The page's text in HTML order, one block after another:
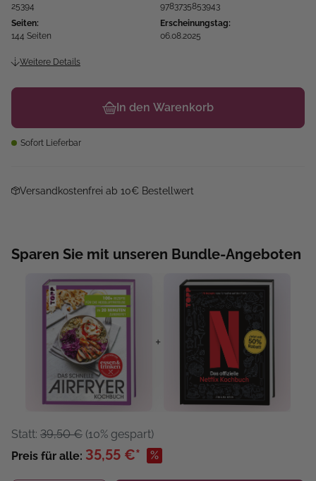
25394
9783735853943
Seiten:
144 Seiten
Erscheinungstag:
06.08.2025
Weitere Details
In den Warenkorb
Sofort Lieferbar
Versandkostenfrei ab 10€ Bestellwert
Sparen Sie mit unseren Bundle-Angeboten
+
Statt: 39,50 € (10% gespart)
Preis für alle: 35,55 €* %